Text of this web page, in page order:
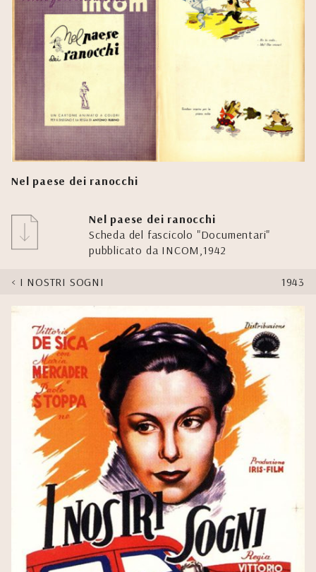
Nel paese dei ranocchi
Nel paese dei ranocchi
Scheda del fascicolo "Documentari"
pubblicato da INCOM,1942
I NOSTRI SOGNI 1943